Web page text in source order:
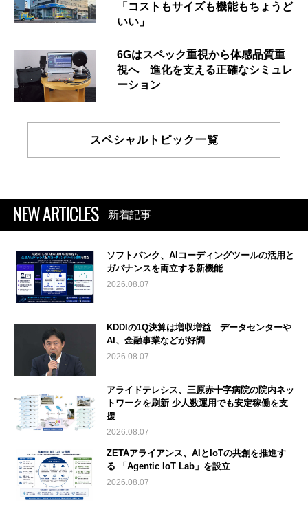
「コストもサイズも機能もちょうど
いい」
6Gはスペック重視から体感品質重
視へ 進化を支える正確なシミュレ
ーション
スペシャルトピック一覧
NEW ARTICLES 新着記事
ソフトバンク、AIコーディングツールの活用と
ガバナンスを両立する新機能
2026.08.07
KDDIの1Q決算は増収増益 データセンターや
AI、金融事業などが好調
2026.08.07
アライドテレシス、三原赤十字病院の院内ネッ
トワークを刷新 少人数運用でも安定稼働を支
援
2026.08.07
ZETAアライアンス、AIとIoTの共創を推進す
る 「Agentic IoT Lab」を設立
2026.08.07